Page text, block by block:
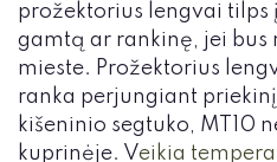
prožektorius lengvai tilps
gamtą ar rankinę, jei bus
mieste. Prožektorius
ranka perjungiant
kišeninio segtuko, MT10
kuprinėje. Veikia